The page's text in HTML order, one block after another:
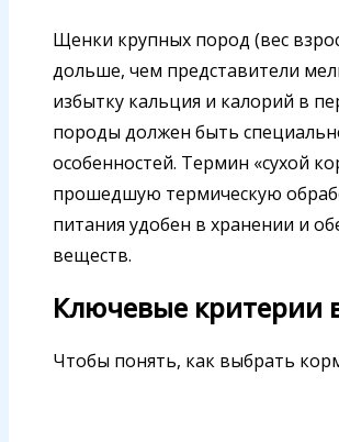
Щенки крупных пород (вес
дольше, чем представители
избытку кальция и калорий в
породы должен быть
особенностей. Термин «сухой
прошедшую термическую
питания удобен в хранении и
веществ.
Ключевые критерии
Чтобы понять, как выбрать